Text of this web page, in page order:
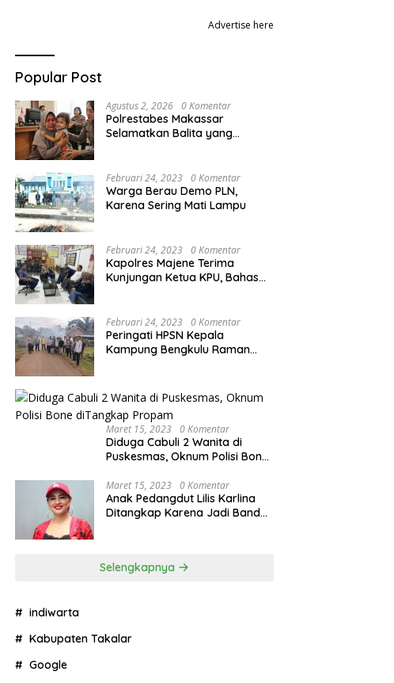
Pastikan Stok BBM Subsidi
Klarifikasi Resmi Wagub
Advertise here
Popular Post
Agustus 2, 2026 0 Komentar
Polrestabes Makassar
Selamatkan Balita yang
Februari 24, 2023 0 Komentar
Warga Berau Demo PLN,
Karena Sering Mati Lampu
Februari 24, 2023 0 Komentar
Kapolres Majene Terima
Kunjungan Ketua KPU, Bahas
Februari 24, 2023 0 Komentar
Peringati HPSN Kepala
Kampung Bengkulu Raman
Maret 15, 2023 0 Komentar
Diduga Cabuli 2 Wanita di
Puskesmas, Oknum Polisi Bone
Maret 15, 2023 0 Komentar
Anak Pedangdut Lilis Karlina
Ditangkap Karena Jadi Bandar
Selengkapnya
indiwarta
Kabupaten Takalar
Google